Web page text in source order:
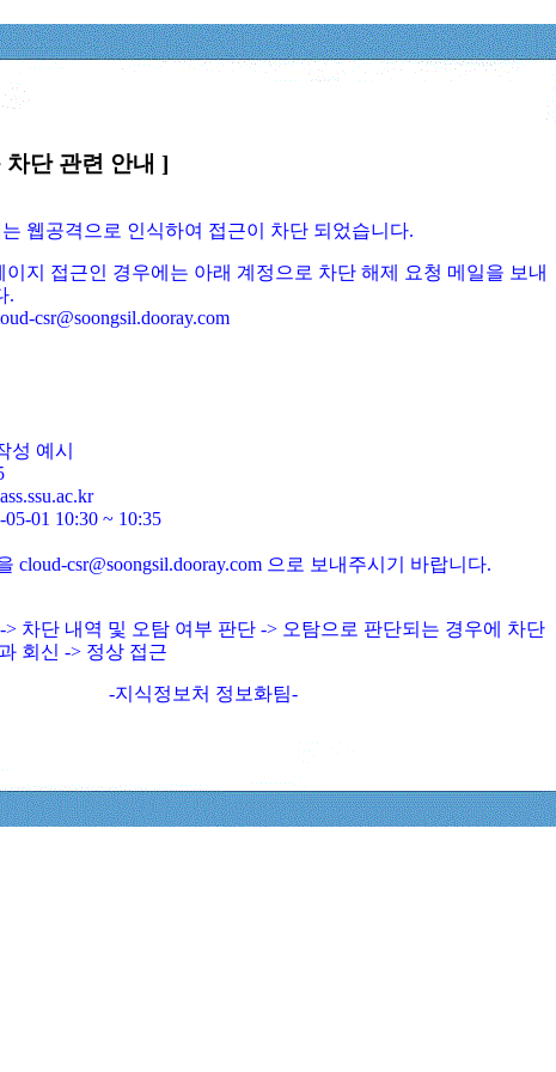
단 관련 안내 ]
웹공격으로 인식하여 접근이 차단 되었습니다.
지 접근인 경우에는 아래 계정으로 차단 해제 요청 메일을 보내
.
csr@soongsil.dooray.com
성 예시
01 10:30 ~ 10:35
cloud-csr@soongsil.dooray.com 으로 보내주시기 바랍니다.
> 차단 내역 및 오탐 여부 판단 -> 오탐으로 판단되는 경우에 차단
회신 -> 정상 접근
-지식정보처 정보화팀-